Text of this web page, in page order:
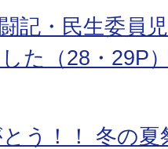
記・民生委員
た（28・29P
う！！ 冬の